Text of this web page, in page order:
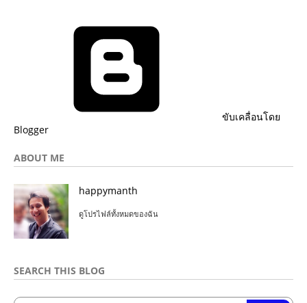
ขับเคลื่อนโดย
Blogger
ABOUT ME
happymanth
ดูโปรไฟล์ทั้งหมดของฉัน
SEARCH THIS BLOG